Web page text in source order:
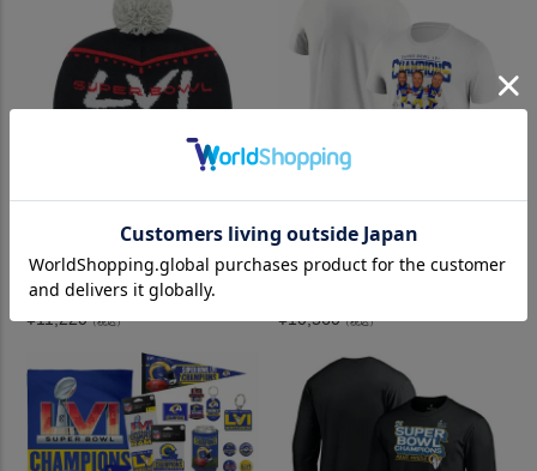
NFL ラムズ ニットキャップ 第
56回 スーパーボウル 進出記念
Super Bowl LVI Bound View C
uffed 47 Brand ネイビー
¥11,220（税込）
NFL ラムズ Tシャツ カリカチ
ュア 2022 第56回 スーパーボ
ウル 優勝記念 Super Bowl LVI
¥10,560（税込）